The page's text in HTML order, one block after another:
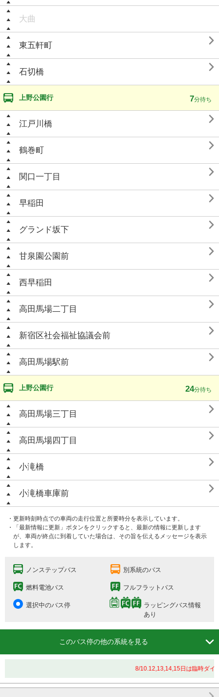
大曲
東五軒町 
石切橋 
上野公園行 7分待ち
江戸川橋 
鶴巻町 
関口一丁目 
早稲田 
グランド坂下 
甘泉園公園前 
西早稲田 
高田馬場二丁目 
新宿区社会福祉協議会前 
高田馬場駅前 
上野公園行 24分待ち
高田馬場三丁目 
高田馬場四丁目 
小滝橋 
小滝橋車庫前 
・更新時刻時点での車両の走行位置と所要時分を表示しています。
・「最新情報に更新」ボタンをクリックすると、最新の情報に更新します
が、車両が終点に到着していた場合は、その旨を伝えるメッセージを表示
します。
ノンステップバス 別系統のバス
燃料電池バス フルフラットバス
選択中のバス停
ラッピングバス情報
あり
このバス停の他の系統を見る 
8/10.12,13,14,15日は臨時ダイ